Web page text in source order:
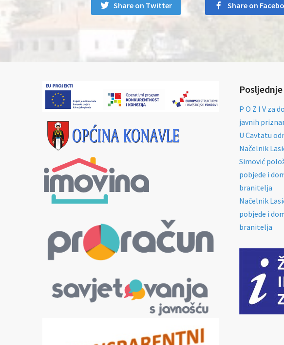
Share on Twitter Share on
P O Z I V za
javnih
U Cavtatu
Načelnik
Simović
pobjede i
branitelja
Načelnik
pobjede i
branitelja